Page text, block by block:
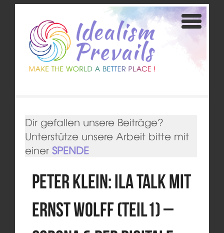
Dir gefallen unsere Beiträge?
Unterstütze unsere Arbeit bitte mit
einer SPENDE
Peter Klein: ila talk mit
Ernst Wolff (Teil1) –